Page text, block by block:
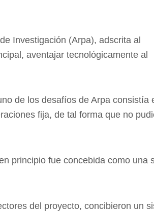
Investigación (Arpa), adscrita al
aventajar tecnológicamente al
de los desafíos de Arpa consistía
fija, de tal forma que no
principio fue concebida como una
del proyecto, concibieron un